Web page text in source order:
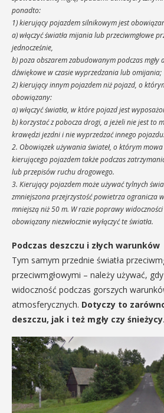
ponadto:
1) kierujący pojazdem silnikowym jest
a) włączyć światła mijania lub przeciwmgłowe
jednocześnie,
b) poza obszarem zabudowanym podczas mgły
dźwiękowe w czasie wyprzedzania lub omijania;
2) kierujący innym pojazdem niż pojazd, o
obowiązany:
a) włączyć światła, w które pojazd jest
b) korzystać z pobocza drogi, a jeżeli nie jest to
krawędzi jezdni i nie wyprzedzać innego pojazdu.
2. Obowiązek używania świateł, o którym
kierującego pojazdem także podczas
lub przepisów ruchu drogowego.
3. Kierujący pojazdem może używać tylnych
zmniejszona przejrzystość powietrza ogranicza
mniejszą niż 50 m. W razie poprawy
obowiązany niezwłocznie wyłączyć te światła.
Podczas deszczu i złych warunków
Tym samym przednie światła
przeciwmgłowymi – należy używać,
widoczność podczas gorszych
atmosferycznych. Dotyczy to
deszczu, jak i też mgły czy śnieżycy.